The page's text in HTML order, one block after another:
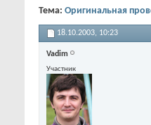
Тема: Оригинальная
18.10.2003, 10:23
Vadim
Участник